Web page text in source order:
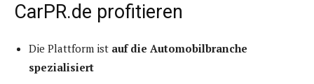
CarPR.de profitieren
Die Plattform ist auf die Automobilbranche
spezialisiert